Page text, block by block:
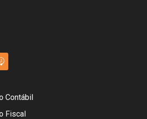
Contábil
Fiscal